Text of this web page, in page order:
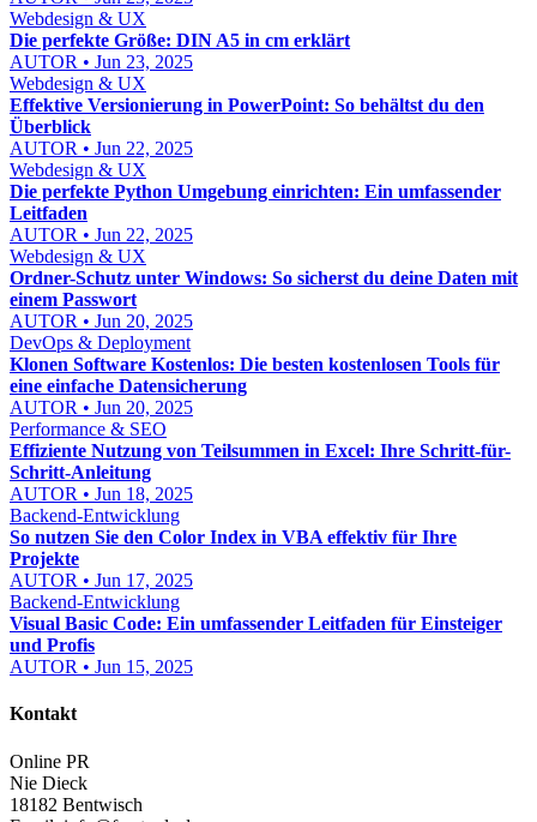
Webdesign & UX
Die perfekte Größe: DIN A5 in cm erklärt
AUTOR • Jun 23, 2025
Webdesign & UX
Effektive Versionierung in PowerPoint: So behältst du den
Überblick
AUTOR • Jun 22, 2025
Webdesign & UX
Die perfekte Python Umgebung einrichten: Ein umfassender
Leitfaden
AUTOR • Jun 22, 2025
Webdesign & UX
Ordner-Schutz unter Windows: So sicherst du deine Daten mit
einem Passwort
AUTOR • Jun 20, 2025
DevOps & Deployment
Klonen Software Kostenlos: Die besten kostenlosen Tools für
eine einfache Datensicherung
AUTOR • Jun 20, 2025
Performance & SEO
Effiziente Nutzung von Teilsummen in Excel: Ihre Schritt-für-
Schritt-Anleitung
AUTOR • Jun 18, 2025
Backend-Entwicklung
So nutzen Sie den Color Index in VBA effektiv für Ihre
Projekte
AUTOR • Jun 17, 2025
Backend-Entwicklung
Visual Basic Code: Ein umfassender Leitfaden für Einsteiger
und Profis
AUTOR • Jun 15, 2025
Kontakt
Online PR
Nie Dieck
18182 Bentwisch